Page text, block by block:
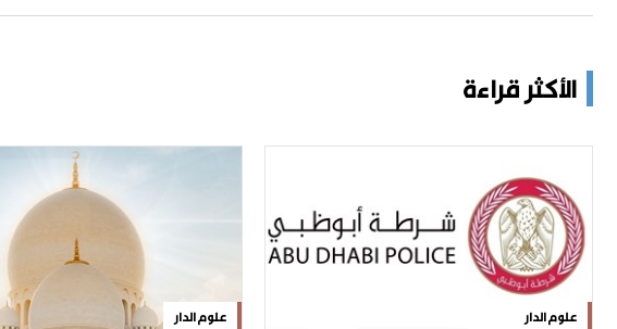
الأكثر قراءة
علوم الدار علوم الدار